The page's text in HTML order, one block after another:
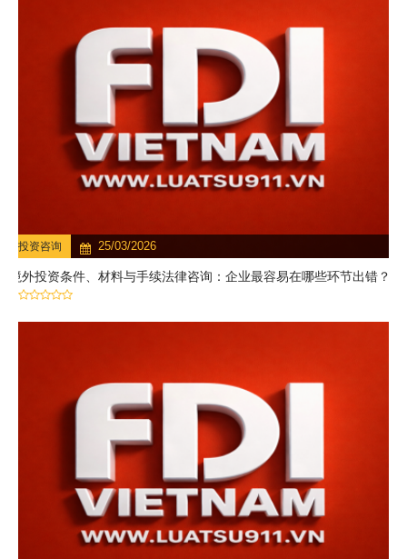
投资咨询 25/03/2026
境外投资条件、材料与手续法律咨询：企业最容易在哪些环节出错？